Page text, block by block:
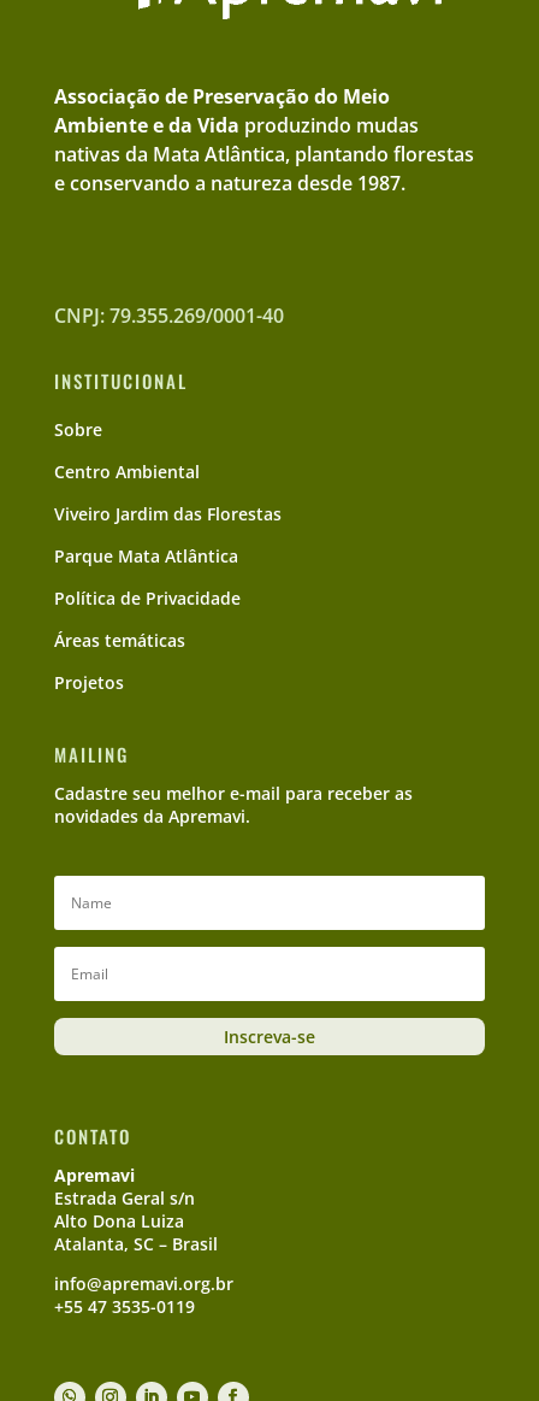
Associação de Preservação do Meio
Ambiente e da Vida produzindo mudas
nativas da Mata Atlântica, plantando florestas
e conservando a natureza desde 1987.
CNPJ: 79.355.269/0001-40
INSTITUCIONAL
Sobre
Centro Ambiental
Viveiro Jardim das Florestas
Parque Mata Atlântica
Política de Privacidade
Áreas temáticas
Projetos
MAILING
Cadastre seu melhor e-mail para receber as
novidades da Apremavi.
Inscreva-se
CONTATO
Apremavi
Estrada Geral s/n
Alto Dona Luiza
Atalanta, SC – Brasil
info@apremavi.org.br
+55 47 3535-0119